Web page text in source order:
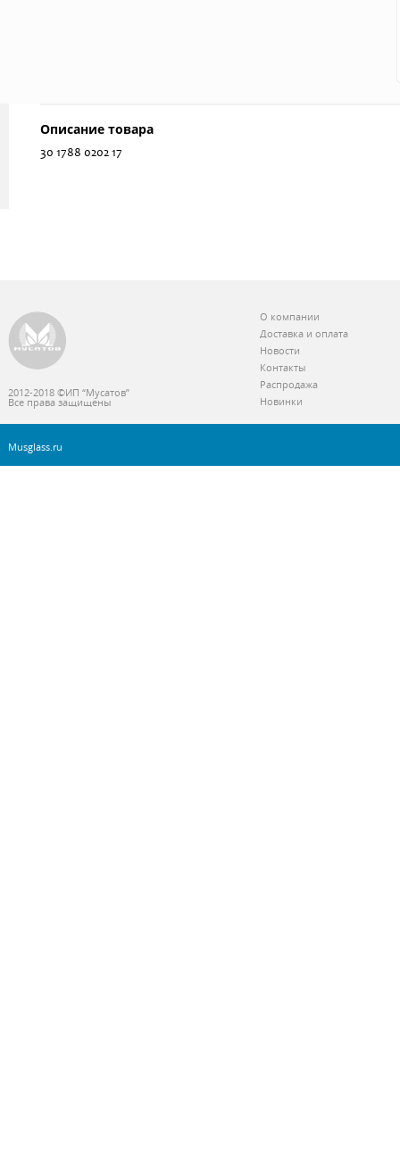
Описание товара
30 1788 0202 17
2012-2018 ©ИП “Мусатов”
Все права защищены
О компании
Доставка и оплата
Новости
Контакты
Распродажа
Новинки
Musglass.ru